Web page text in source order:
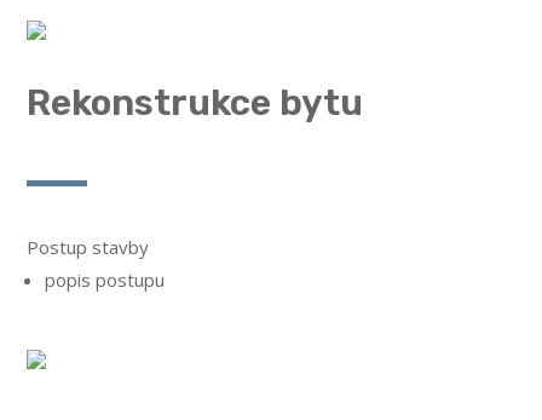
Rekonstrukce bytu
Postup stavby
popis postupu